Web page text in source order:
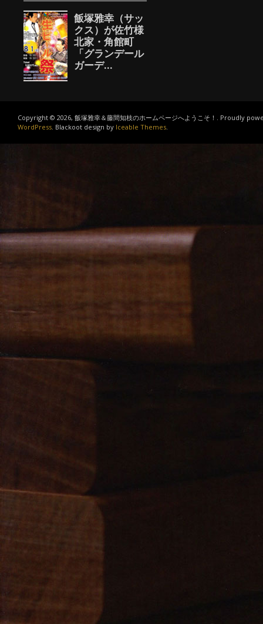
Copyright © 2026, 飯塚雅幸＆藤間知枝のホームページへようこそ！. Proudly
WordPress. Blackoot design by Iceable Themes.